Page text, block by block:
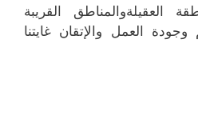
العقيلةوالمناطق القريبة
وجودة العمل والإتقان غايتنا